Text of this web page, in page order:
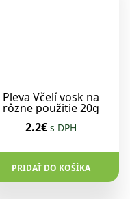
Pleva Včelí vosk na
rôzne použitie 20g
2.2€ s DPH
PRIDAŤ DO KOŠÍKA